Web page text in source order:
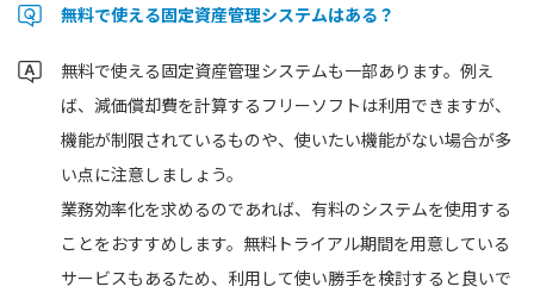
無料で使える固定資産管理システムはある？
無料で使える固定資産管理システムも一部あります。例え
ば、減価償却費を計算するフリーソフトは利用できますが、
機能が制限されているものや、使いたい機能がない場合が多
い点に注意しましょう。
業務効率化を求めるのであれば、有料のシステムを使用する
ことをおすすめします。無料トライアル期間を用意している
サービスもあるため、利用して使い勝手を検討すると良いで